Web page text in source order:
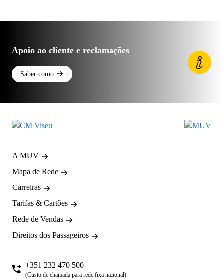
Apoio ao cliente e reclamações
Saber como
A MUV
Mapa de Rede
Carreiras
Tarifas & Cartões
Rede de Vendas
Direitos dos Passageiros
+351 232 470 500
(Custo de chamada para rede fixa nacional)